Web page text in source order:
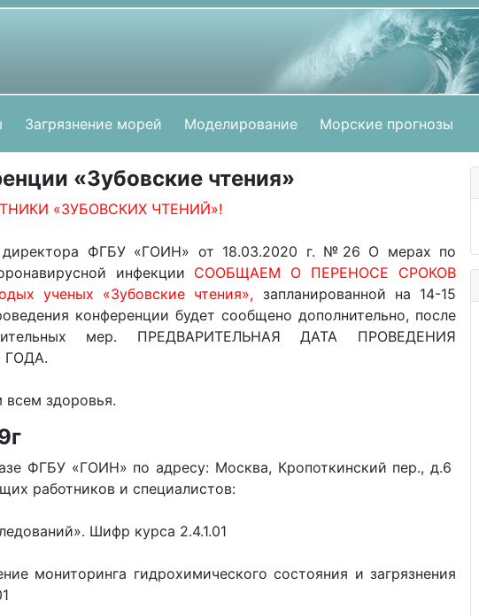
Загрязнение морей Моделирование Морские прогнозы
«Зубовские чтения»
«ЗУБОВСКИХ ЧТЕНИЙ»!
директора ФГБУ «ГОИН» от 18.03.2020 г. №26 О мерах по
инфекции СООБЩАЕМ О ПЕРЕНОСЕ СРОКОВ
ученых «Зубовские чтения», запланированной на 14-15
конференции будет сообщено дополнительно, после
мер. ПРЕДВАРИТЕЛЬНАЯ ДАТА ПРОВЕДЕНИЯ
ГОДА.
здоровья.
ФГБУ «ГОИН» по адресу: Москва, Кропоткинский пер., д.6
работников и специалистов:
Шифр курса 2.4.1.01
мониторинга гидрохимического состояния и загрязнения